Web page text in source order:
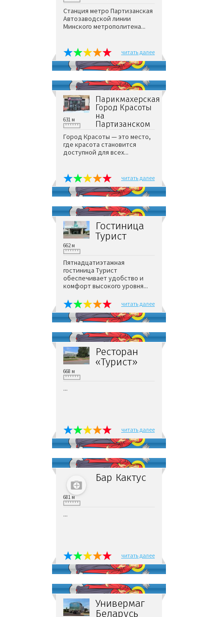
Станция метро Партизанская
Автозаводской линии
Минского метрополитена...
читать далее
Парикмахерская
Город Красоты
на
Партизанском
631 м
Город Красоты — это место,
где красота становится
доступной для всех...
читать далее
Гостиница
Турист
662 м
Пятнадцатиэтажная
гостиница Турист
обеспечивает удобство и
комфорт высокого уровня...
читать далее
Ресторан
«Турист»
668 м
...
читать далее
Бар Кактус
681 м
...
читать далее
Универмаг
Беларусь